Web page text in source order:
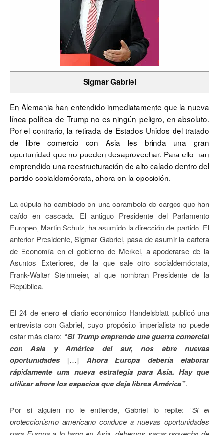
Sigmar Gabriel
En Alemania han entendido inmediatamente que la nueva
línea política de Trump no es ningún peligro, en absoluto.
Por el contrario, la retirada de Estados Unidos del tratado
de libre comercio con Asia les brinda una gran
oportunidad que no pueden desaprovechar. Para ello han
emprendido una reestructuración de alto calado dentro del
partido socialdemócrata, ahora en la oposición.
La cúpula ha cambiado en una carambola de cargos que han
caído en cascada. El antiguo Presidente del Parlamento
Europeo, Martin Schulz, ha asumido la dirección del partido. El
anterior Presidente, Sigmar Gabriel, pasa de asumir la cartera
de Economía en el gobierno de Merkel, a apoderarse de la
Asuntos Exteriores, de la que sale otro socialdemócrata,
Frank-Walter Steinmeier, al que nombran Presidente de la
República.
El 24 de enero el diario económico Handelsblatt publicó una
entrevista con Gabriel, cuyo propósito imperialista no puede
estar más claro: “Si Trump emprende una guerra comercial
con Asia y América del sur, nos abre nuevas
oportunidades […] Ahora Europa debería elaborar
rápidamente una nueva estrategia para Asia. Hay que
utilizar ahora los espacios que deja libres América”.
Por si alguien no le entiende, Gabriel lo repite: “Si el
proteccionismo americano conduce a nuevas oportunidades